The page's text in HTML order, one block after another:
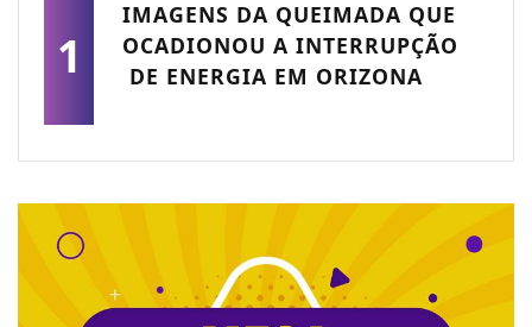
1
IMAGENS DA QUEIMADA QUE
OCADIONOU A INTERRUPÇÃO
DE ENERGIA EM ORIZONA